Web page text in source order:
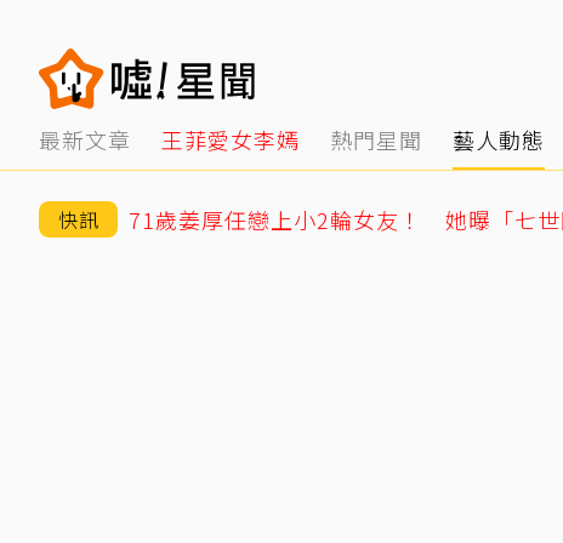
最新文章 王菲愛女李嫣 熱門星聞 藝人動態
快訊